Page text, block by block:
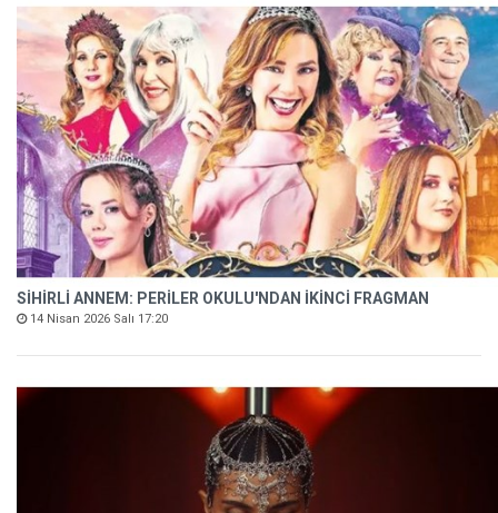
SİHİRLİ ANNEM: PERİLER OKULU'NDAN İKİNCİ FRAGMAN
14 Nisan 2026 Salı 17:20